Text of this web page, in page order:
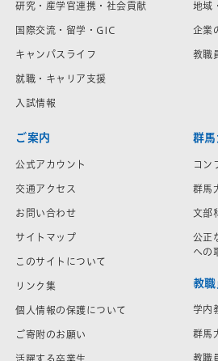
研究・産学官連携・社会貢献
国際交流・留学・GIC
キャンパスライフ
就職・キャリア支援
入試情報
地域
企業
教職
ご案内
公式アカウント
交通アクセス
お問い合わせ
サイトマップ
このサイトについて
リンク集
個人情報の保護について
ご寄附のお願い
活躍する卒業生
群
コン
群馬
文部
公正
への
教
学内
群馬
教職